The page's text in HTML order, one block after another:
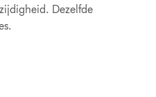
Dezelfde